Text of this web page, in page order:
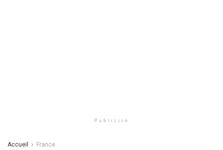
Publicité
Accueil France